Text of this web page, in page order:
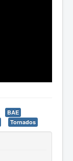
BAE
Tornados